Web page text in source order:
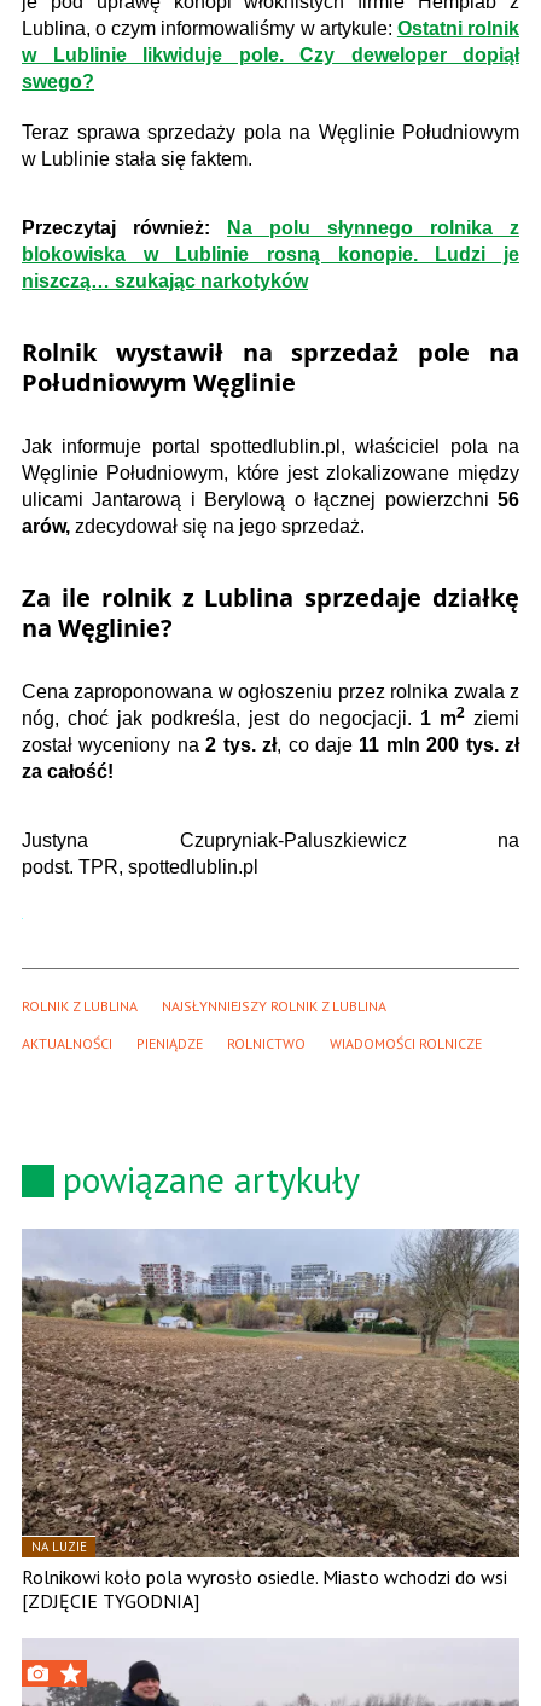
Lublina, o czym informowaliśmy w artykule: Ostatni rolnik
w Lublinie likwiduje pole. Czy deweloper dopiął
swego?
Teraz sprawa sprzedaży pola na Węglinie Południowym
w Lublinie stała się faktem.
Przeczytaj również:
Na polu słynnego rolnika z
blokowiska w Lublinie rosną konopie. Ludzi je
niszczą… szukając narkotyków
Rolnik wystawił na sprzedaż pole na
Południowym Węglinie
Jak informuje portal spottedlublin.pl, właściciel pola na
Węglinie Południowym, które jest zlokalizowane między
ulicami Jantarową i Berylową o łącznej powierzchni 56
arów, zdecydował się na jego sprzedaż.
Za ile rolnik z Lublina sprzedaje działkę
na Węglinie?
Cena zaproponowana w ogłoszeniu przez rolnika zwala z
nóg, choć jak podkreśla, jest do negocjacji. 1 m2ziemi
został wyceniony na2 tys. zł, co daje 11 mln 200 tys. zł
za całość!
Justyna Czupryniak-Paluszkiewicz na
podst. TPR, spottedlublin.pl
ROLNIK Z LUBLINA NAJSŁYNNIEJSZY ROLNIK Z LUBLINA
AKTUALNOŚCI PIENIĄDZE ROLNICTWO WIADOMOŚCI ROLNICZE
powiązane artykuły
NA LUZIE
Rolnikowi koło pola wyrosło osiedle. Miasto wchodzi do wsi
[ZDJĘCIE TYGODNIA]